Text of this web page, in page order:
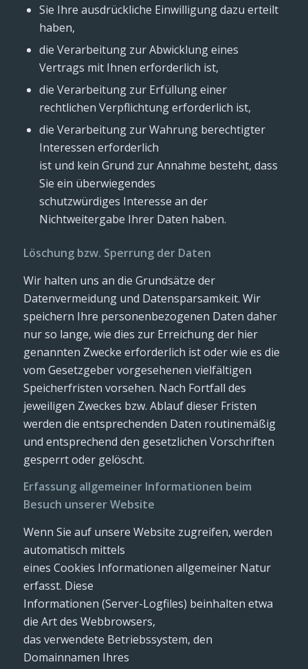
Sie Ihre ausdrückliche Einwilligung dazu erteilt
haben,
die Verarbeitung zur Abwicklung eines
Vertrags mit Ihnen erforderlich ist,
die Verarbeitung zur Erfüllung einer
rechtlichen Verpflichtung erforderlich ist,
die Verarbeitung zur Wahrung berechtigter
Interessen erforderlich
ist und kein Grund zur Annahme besteht, dass
Sie ein überwiegendes
schutzwürdiges Interesse an der
Nichtweitergabe Ihrer Daten haben.
Löschung bzw. Sperrung der Daten
Wir halten uns an die Grundsätze der
Datenvermeidung und Datensparsamkeit. Wir
speichern Ihre personenbezogenen Daten daher
nur so lange, wie dies zur Erreichung der hier
genannten Zwecke erforderlich ist oder wie es die
vom Gesetzgeber vorgesehenen vielfältigen
Speicherfristen vorsehen. Nach Fortfall des
jeweiligen Zweckes bzw. Ablauf dieser Fristen
werden die entsprechenden Daten routinemäßig
und entsprechend den gesetzlichen Vorschriften
gesperrt oder gelöscht.
Erfassung allgemeiner Informationen beim
Besuch unserer Website
Wenn Sie auf unsere Website zugreifen, werden
automatisch mittels
eines Cookies Informationen allgemeiner Natur
erfasst. Diese
Informationen (Server-Logfiles) beinhalten etwa
die Art des Webbrowsers,
das verwendete Betriebssystem, den
Domainnamen Ihres